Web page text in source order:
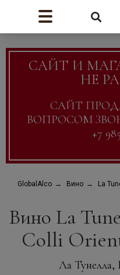
САЙТ И
НЕ
САЙТ
ВОПРОСОМ
+7
GlobalAlco Вино La
Вино La
Colli
Ла Тунелла,